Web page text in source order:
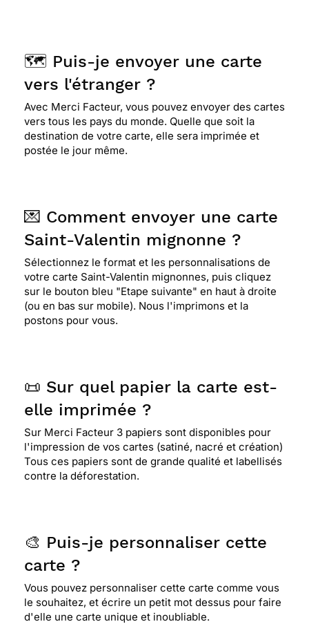
🗺️ Puis-je envoyer une carte
vers l'étranger ?
Avec Merci Facteur, vous pouvez envoyer des cartes
vers tous les pays du monde. Quelle que soit la
destination de votre carte, elle sera imprimée et
postée le jour même.
💌 Comment envoyer une carte
Saint-Valentin mignonne ?
Sélectionnez le format et les personnalisations de
votre carte Saint-Valentin mignonnes, puis cliquez
sur le bouton bleu "Etape suivante" en haut à droite
(ou en bas sur mobile). Nous l'imprimons et la
postons pour vous.
📜 Sur quel papier la carte est-
elle imprimée ?
Sur Merci Facteur 3 papiers sont disponibles pour
l'impression de vos cartes (satiné, nacré et création)
Tous ces papiers sont de grande qualité et labellisés
contre la déforestation.
🎨 Puis-je personnaliser cette
carte ?
Vous pouvez personnaliser cette carte comme vous
le souhaitez, et écrire un petit mot dessus pour faire
d'elle une carte unique et inoubliable.